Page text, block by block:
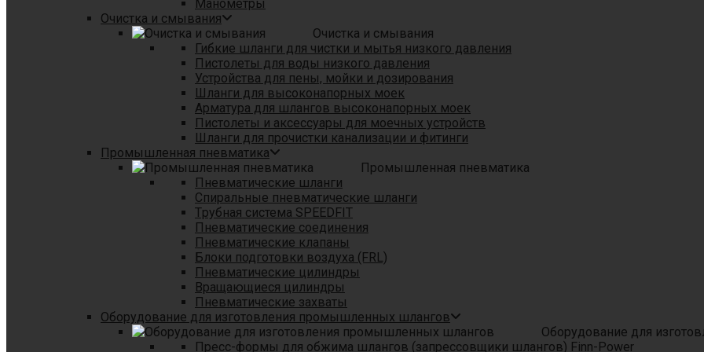
Манометры
Очистка и смывания
Очистка и смывания
Гибкие шланги для чистки и мытья низкого давления
Пистолеты для воды низкого давления
Устройства для пены, мойки и дозирования
Шланги для высоконапорных моек
Арматура для шлангов высоконапорных моек
Пистолеты и аксессуары для моечных устройств
Шланги для прочистки канализации и фитинги
Промышленная пневматика
Промышленная пневматика
Пневматические шланги
Спиральные пневматические шланги
Tрубная система SPEEDFIT
Пневматические соединения
Пневматические клапаны
Блоки подготовки воздуха (FRL)
Пневматические цилиндры
Вращающиеся цилиндры
Пневматические захваты
Оборудование для изготовления промышленных шлангов
Оборудование для
Пресс-формы для обжима шлангов (запрессовщики шлангов) Finn-Power